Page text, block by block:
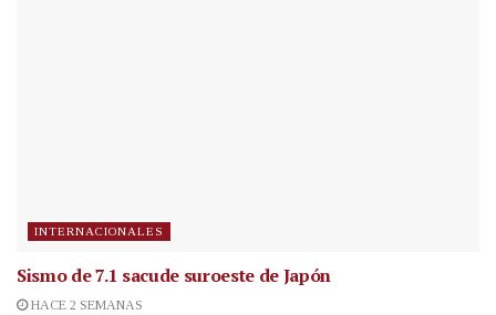
INTERNACIONALES
Sismo de 7.1 sacude suroeste de Japón
HACE 2 SEMANAS